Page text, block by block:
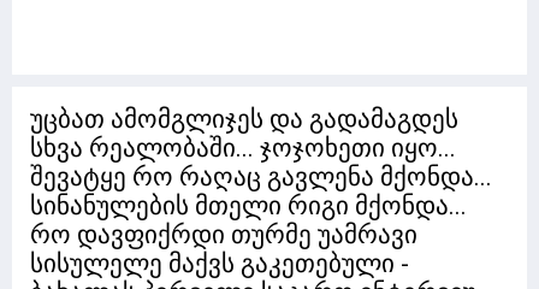
უცბათ ამომგლიჯეს და გადამაგდეს
სხვა რეალობაში... ჯოჯოხეთი იყო...
შევატყე რო რაღაც გავლენა მქონდა...
სინანულების მთელი რიგი მქონდა...
რო დავფიქრდი თურმე უამრავი
სისულელე მაქვს გაკეთებული -